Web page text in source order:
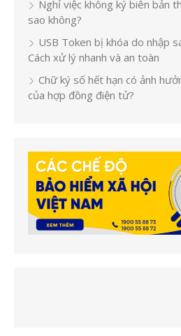
Nghỉ việc không ký biên bản
sao không?
USB Token bị khóa do nhập
Cách xử lý nhanh và an toàn
Chữ ký số hết hạn có ảnh
của hợp đồng điện tử?